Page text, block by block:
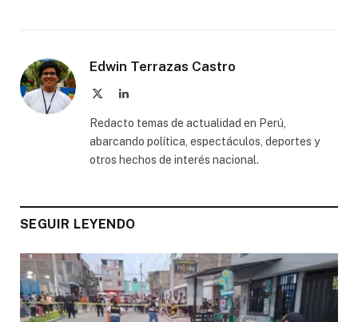
Edwin Terrazas Castro
LinkedIn
Redacto temas de actualidad en Perú,
abarcando política, espectáculos, deportes y
otros hechos de interés nacional.
SEGUIR LEYENDO